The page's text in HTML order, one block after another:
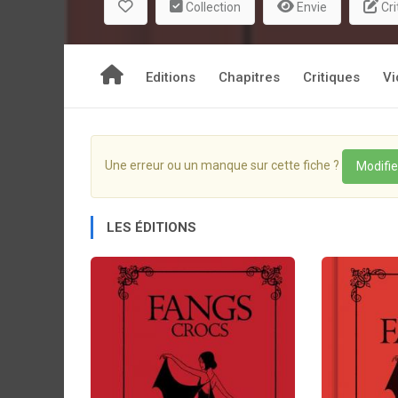
an "engraved" red cloth cover, dyed black
Collection Envie
Editions Chapitres Critiques
Une erreur ou un manque sur cette fiche ?
LES ÉDITIONS